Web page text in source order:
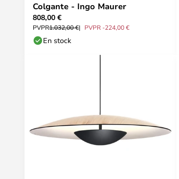
Colgante - Ingo Maurer
808,00 €
PVPR1.032,00 € PVPR -224,00 €
En stock